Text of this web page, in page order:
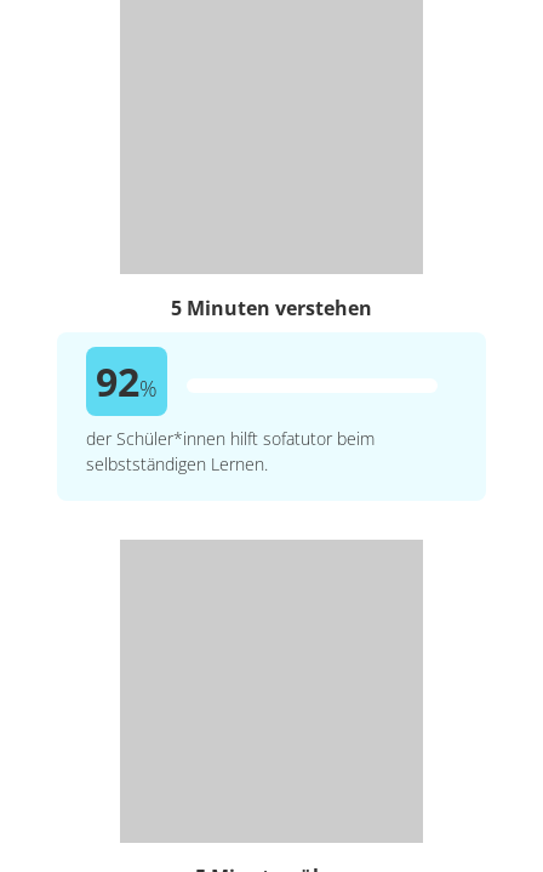
5 Minuten verstehen
92%
der Schüler*innen hilft sofatutor beim
selbstständigen Lernen.